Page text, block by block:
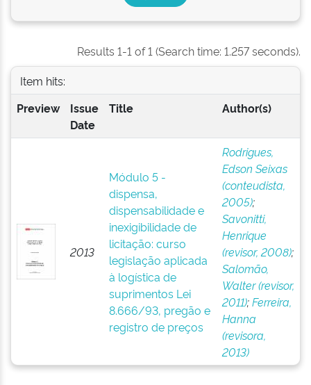
Results 1-1 of 1 (Search time: 1.257 seconds).
Item hits:
Preview
Issue
Date
Title Author(s)
2013
Módulo 5 -
dispensa,
dispensabilidade e
inexigibilidade de
licitação: curso
legislação aplicada
à logística de
suprimentos Lei
8.666/93, pregão e
registro de preços
Rodrigues,
Edson Seixas
(conteudista,
2005);
Savonitti,
Henrique
(revisor, 2008);
Salomão,
Walter (revisor,
2011);Ferreira,
Hanna
(revisora,
2013)